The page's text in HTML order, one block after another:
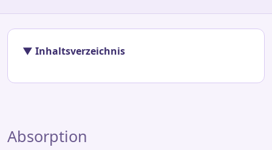
▼ Inhaltsverzeichnis
Absorption